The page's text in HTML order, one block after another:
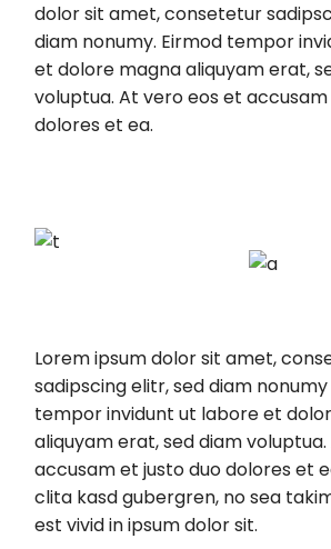
dolor sit amet, consetetur
diam nonumy. Eirmod tempor
et dolore magna aliquyam erat,
voluptua. At vero eos et
dolores et ea.
Lorem ipsum dolor sit amet,
sadipscing elitr, sed diam
tempor invidunt ut labore et
aliquyam erat, sed diam
accusam et justo duo dolores et
clita kasd gubergren, no sea
est vivid in ipsum dolor sit.